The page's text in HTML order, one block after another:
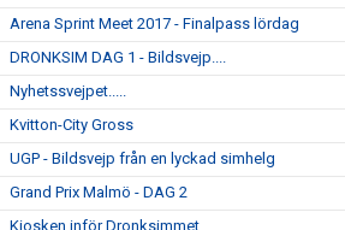
Arena Sprint Meet 2017 - Finalpass lördag
DRONKSIM DAG 1 - Bildsvejp....
Nyhetssvejpet.....
Kvitton-City Gross
UGP - Bildsvejp från en lyckad simhelg
Grand Prix Malmö - DAG 2
Kiosken inför Dronksimmet